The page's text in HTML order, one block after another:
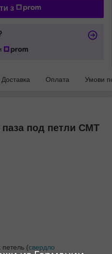
з
Доставка Оплата Умови
под петли СМТ
(свердло